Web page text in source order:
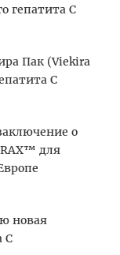
гепатита С
Пак (Viekira
С
о
для
новая
С